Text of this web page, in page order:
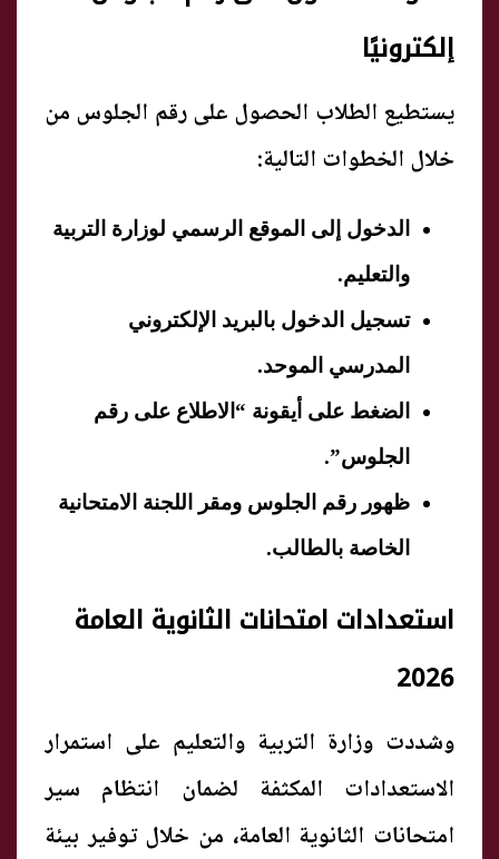
إلكترونيًا
يستطيع الطلاب الحصول على رقم الجلوس من
خلال الخطوات التالية:
الدخول إلى الموقع الرسمي لوزارة التربية
والتعليم.
تسجيل الدخول بالبريد الإلكتروني
المدرسي الموحد.
الضغط على أيقونة “الاطلاع على رقم
الجلوس”.
ظهور رقم الجلوس ومقر اللجنة الامتحانية
الخاصة بالطالب.
استعدادات امتحانات الثانوية العامة
2026
وشددت وزارة التربية والتعليم على استمرار
الاستعدادات المكثفة لضمان انتظام سير
امتحانات الثانوية العامة، من خلال توفير بيئة